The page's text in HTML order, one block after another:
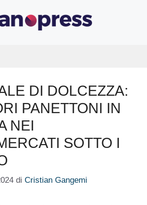
DI DOLCEZZA:
PANETTONI IN
NEI
SOTTO I
di Cristian Gangemi